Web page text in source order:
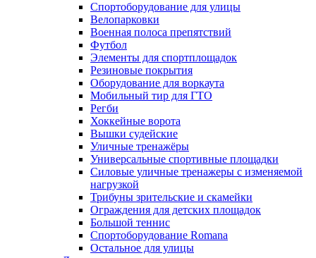
Спортоборудование для улицы
Велопарковки
Военная полоса препятствий
Футбол
Элементы для спортплощадок
Резиновые покрытия
Оборудование для воркаута
Мобильный тир для ГТО
Регби
Хоккейные ворота
Вышки судейские
Уличные тренажёры
Универсальные спортивные площадки
Силовые уличные тренажеры с изменяемой
нагрузкой
Трибуны зрительские и скамейки
Ограждения для детских площадок
Большой теннис
Спортоборудование Romana
Остальное для улицы